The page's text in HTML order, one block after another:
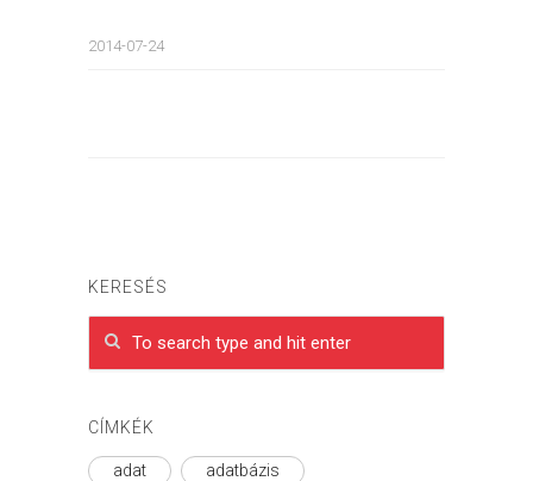
2014-07-24
KERESÉS
CÍMKÉK
adat adatbázis